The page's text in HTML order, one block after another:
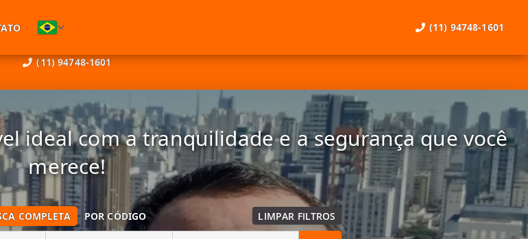
(11) 94748-1601
(11) 94748-1601
ideal com a tranquilidade e a segurança que você
merece!
COMPLETA POR CÓDIGO LIMPAR FILTROS